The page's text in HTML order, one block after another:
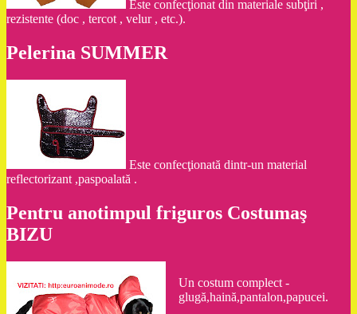
Este confecţionat din materiale subţiri ,
rezistente (doc , tercot , velur , etc.).
Pelerina SUMMER
Este confecţionată dintr-un material
reflectorizant ,paspoalată .
Pentru anotimpul friguros Costumaş
BIZU
Un costum complect -
glugă,haină,pantalon,papucei.